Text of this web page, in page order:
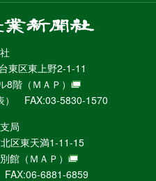
業
社
ー
東区東上野2-1-11
8階 （ＭＡＰ）
） FAX:03-5830-1570
局
区東天満1-11-15
館 （ＭＡＰ）
6881-6859